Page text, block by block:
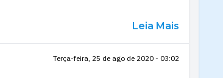
Leia Mais
Terça-feira, 25 de ago de 2020 - 03:02